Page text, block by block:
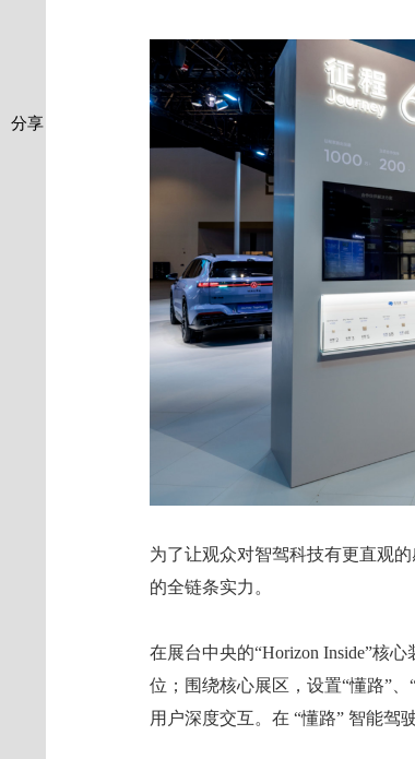
分享
为了让观众对智驾科技有更直观
的全链条实力。
在展台中央的“Horizon Inside”核
位；围绕核心展区，设置“懂路”
用户深度交互。在 “懂路” 智能驾